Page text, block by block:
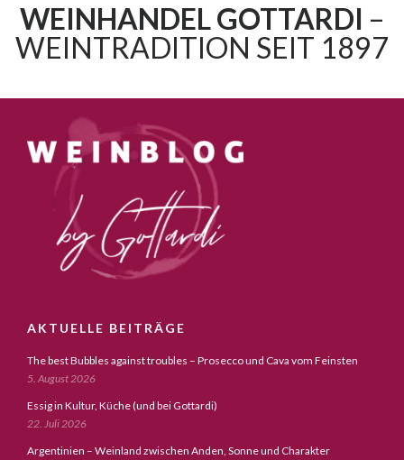
WEINHANDEL GOTTARDI –
WEINTRADITION SEIT 1897
AKTUELLE BEITRÄGE
The best Bubbles against troubles – Prosecco und Cava vom Feinsten
5. August 2026
Essig in Kultur, Küche (und bei Gottardi)
22. Juli 2026
Argentinien – Weinland zwischen Anden, Sonne und Charakter